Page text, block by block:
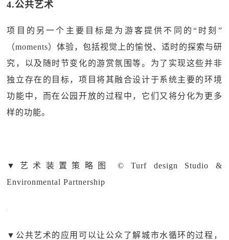
4.公共艺术
项目的另一个主要目标是为游客提供不同的“时刻”
（moments）体验，包括视觉上的愉悦、适时的探索与研
究，以及随时节变化的游赏氛围等。为了实现这些并非
独立存在的目标，项目将其融合设计于系统主要的环境
功能中，而在公园开放的过程中，它们又将分化为更多
样的功能。
▼ 艺术装置策略图 © Turf design Studio &
Environmental Partnership
▼ 公共艺术的应用可以让公众了解城市水循环的过程，